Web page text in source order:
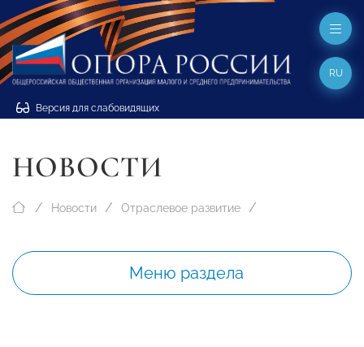
Версия для слабовидящих
RU
НОВОСТИ
Новости Отраслевое развитие
Меню раздела